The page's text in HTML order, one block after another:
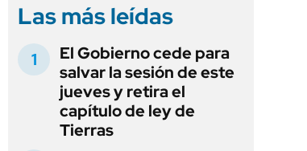
Las más leídas
El Gobierno cede para
salvar la sesión de este
jueves y retira el
capítulo de ley de
Tierras